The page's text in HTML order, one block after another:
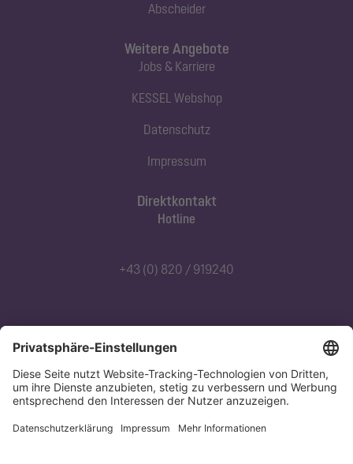
Abscheider
Direktkontakt
Hotline
+43 (0) 820 / 919240
Abonnieren Sie unseren Newsletter
Jetzt anmelden
Weitere Angebote
Jobs & Karriere
KESSEL Webshop
Datenschutz
Impressum